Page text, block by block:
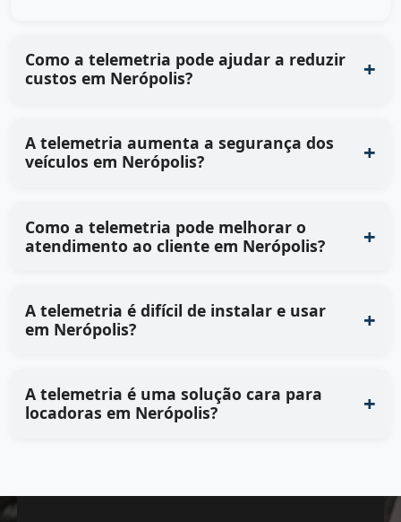
Como a telemetria pode ajudar a reduzir
custos em Nerópolis?
A telemetria aumenta a segurança dos
veículos em Nerópolis?
Como a telemetria pode melhorar o
atendimento ao cliente em Nerópolis?
A telemetria é difícil de instalar e usar
em Nerópolis?
A telemetria é uma solução cara para
locadoras em Nerópolis?